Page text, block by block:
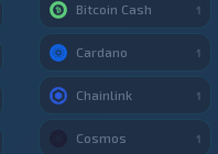
Bitcoin Cash 1
Cardano 1
Chainlink 1
Cosmos 1